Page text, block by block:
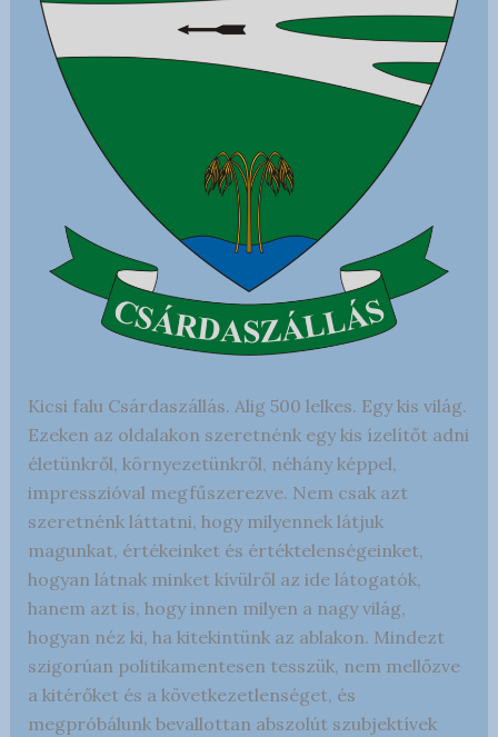
Kicsi falu Csárdaszállás. Alig 500 lelkes. Egy kis világ.
Ezeken az oldalakon szeretnénk egy kis ízelítőt adni
életünkről, környezetünkről, néhány képpel,
impresszióval megfűszerezve. Nem csak azt
szeretnénk láttatni, hogy milyennek látjuk
magunkat, értékeinket és értéktelenségeinket,
hogyan látnak minket kívülről az ide látogatók,
hanem azt is, hogy innen milyen a nagy világ,
hogyan néz ki, ha kitekintünk az ablakon. Mindezt
szigorúan politikamentesen tesszük, nem mellőzve
a kitérőket és a következetlenséget, és
megpróbálunk bevallottan abszolút szubjektívek